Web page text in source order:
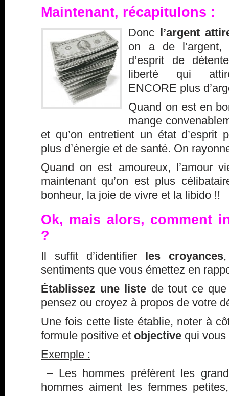
Maintenant, récapitulons :
Donc l’argent
on a de
d’esprit de
liberté qui attire
ENCORE plus
Quand on est en
mange
et qu’on entretient un état d’esprit
plus d’énergie et de santé. On
Quand on est amoureux, l’amour
maintenant qu’on est plus
bonheur, la joie de vivre et la libido !!
Ok, mais alors, comment
?
Il suffit d’identifier les croyances
sentiments que vous émettez en
Établissez une liste de tout ce
pensez ou croyez à propos de votre
Une fois cette liste établie, noter à
formule positive et objective qui vous
Exemple :
– Les hommes préfèrent les
hommes aiment les femmes